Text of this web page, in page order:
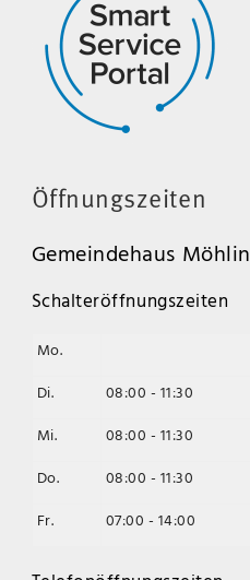
Öffnungszeiten
Gemeindehaus Möhlin
Schalteröffnungszeiten
Mo.
Di.
08:00 - 11:30
Mi.
08:00 - 11:30
Do.
08:00 - 11:30
Fr.
07:00 - 14:00